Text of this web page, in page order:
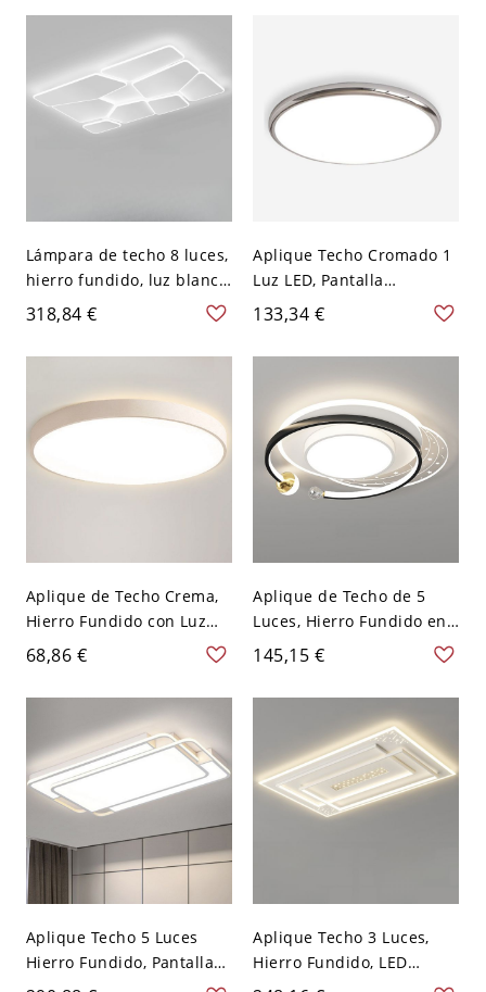
(cálida/blanca/neutra),
110V-120V, rectangular
cálida/blanca/neutra de
atenuación)
Lámpara de techo 8 luces,
hierro fundido, luz blanca,
diseño angular de tiza
con pantalla de plexiglás,
luminaria LED, 110V-120V,
318,84 €
Aplique Techo Cromado 1
Luz LED, Pantalla
Plexiglás, 110V-120V, Luz
Cálida/Blanca/Neutra,
19.5"
133,34 €
Aplique de Techo Crema,
Hierro Fundido con Luz
Blanca, 1 Luz, Pantalla de
Plexiglás, Lámpara LED,
Montaje Superficial, 110V-
120V, Redondo, 16"
68,86 €
Aplique de Techo de 5
Luces, Hierro Fundido en
Tinta con Lámpara LED de
Plexiglás, Montaje
Superficial para Uso
Residencial, 110V-120V,
Tercera Marcha (Luz
Cálida/Blanca/Neutra de
Atenuación), Redondo
145,15 €
Aplique Techo 5 Luces
Hierro Fundido, Pantalla
Plexiglás, LED, 110V-120V,
Aplique Techo 3 Luces,
Hierro Fundido, LED
Plexiglás, Luz